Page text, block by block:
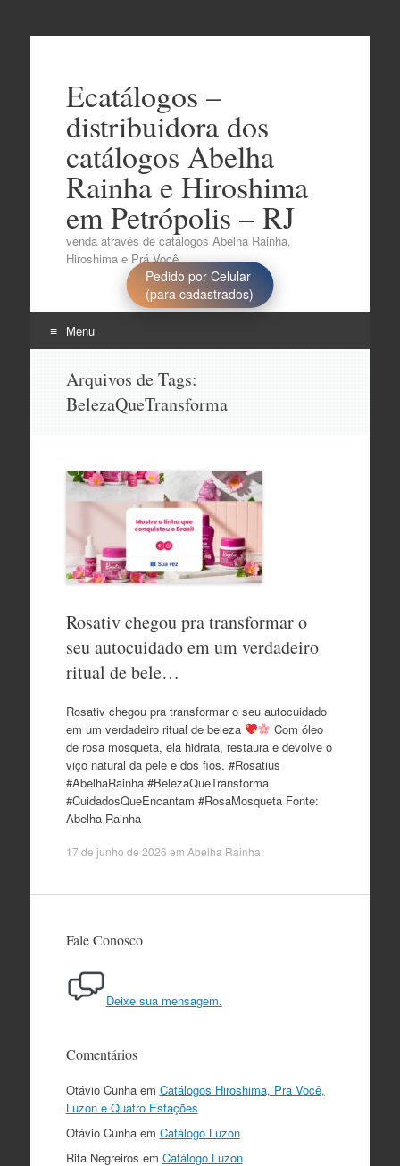
Pedido por Celular
(para cadastrados)
Ecatálogos –
distribuidora dos
catálogos Abelha
Rainha e Hiroshima
em Petrópolis – RJ
venda através de catálogos Abelha Rainha,
Hiroshima e Prá Você..
Menu
Arquivos de Tags:
BelezaQueTransforma
Rosativ chegou pra transformar o
seu autocuidado em um verdadeiro
ritual de bele…
Rosativ chegou pra transformar o seu autocuidado
em um verdadeiro ritual de beleza
Com óleo
de rosa mosqueta, ela hidrata, restaura e devolve o
viço natural da pele e dos fios. #Rosatius
#AbelhaRainha #BelezaQueTransforma
#CuidadosQueEncantam #RosaMosqueta Fonte:
Abelha Rainha
17 de junho de 2026 em Abelha Rainha
Fale Conosco
Deixe sua mensagem.
Comentários
Otávio Cunhaem Catálogos Hiroshima, Pra Você,
Luzon e Quatro Estações
Otávio Cunhaem Catálogo Luzon
Rita Negreiros em Catálogo Luzon